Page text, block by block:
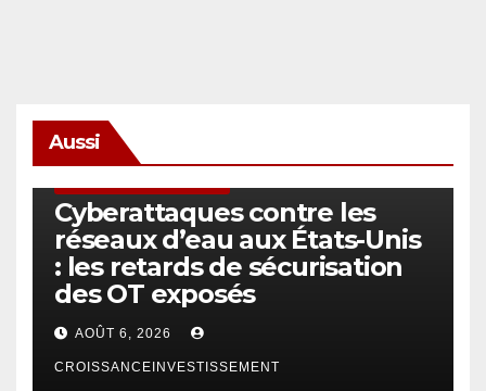
Aussi
Cyberattaques contre les
réseaux d’eau aux États-Unis
: les retards de sécurisation
des OT exposés
AOÛT 6, 2026
CROISSANCEINVESTISSEMENT